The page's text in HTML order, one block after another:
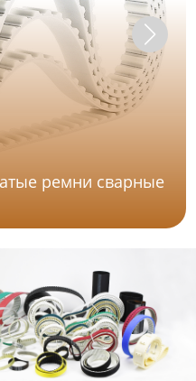
ремни сварные